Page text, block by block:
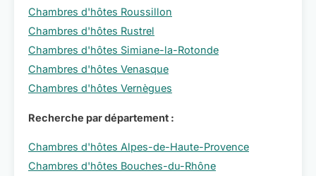
Chambres d'hôtes Roussillon
Chambres d'hôtes Rustrel
Chambres d'hôtes Simiane-la-Rotonde
Chambres d'hôtes Venasque
Chambres d'hôtes Vernègues
Recherche par département :
Chambres d'hôtes Alpes-de-Haute-Provence
Chambres d'hôtes Bouches-du-Rhône